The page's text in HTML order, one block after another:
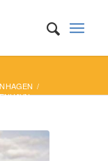
/